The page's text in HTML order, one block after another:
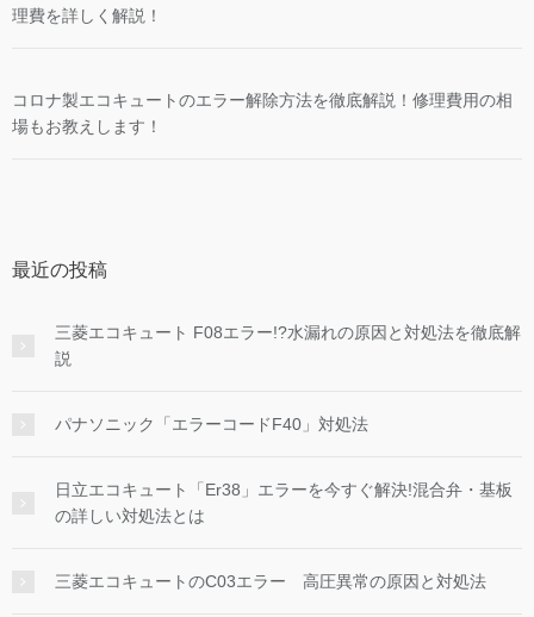
理費を詳しく解説！
コロナ製エコキュートのエラー解除方法を徹底解説！修理費用の相
場もお教えします！
最近の投稿
三菱エコキュート F08エラー!?水漏れの原因と対処法を徹底解
説
パナソニック「エラーコードF40」対処法
日立エコキュート「Er38」エラーを今すぐ解決!混合弁・基板
の詳しい対処法とは
三菱エコキュートのC03エラー 高圧異常の原因と対処法